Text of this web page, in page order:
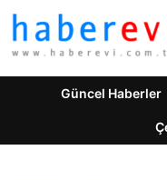
Güncel Haberler